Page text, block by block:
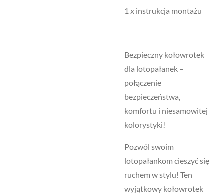
1 x instrukcja montażu
Bezpieczny kołowrotek
dla lotopałanek –
połączenie
bezpieczeństwa,
komfortu i niesamowitej
kolorystyki!
Pozwól swoim
lotopałankom cieszyć się
ruchem w stylu! Ten
wyjątkowy kołowrotek